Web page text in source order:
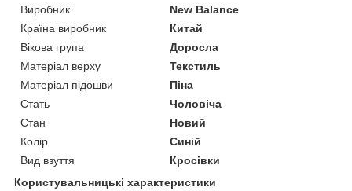
Виробник
New Balance
Країна виробник
Китай
Вікова група
Доросла
Матеріал верху
Текстиль
Матеріал підошви
Піна
Стать
Чоловіча
Стан
Новий
Колір
Синій
Вид взуття
Кросівки
Користувальницькі характеристики